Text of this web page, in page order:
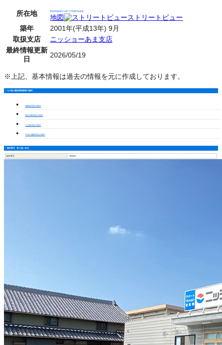
所在地 愛知県海部郡大治町大字西條字坂牧島
地図
ストリートビュー
築年
2001年(平成13年) 9月
取扱支店
ニッショーあま支店
最終情報更新
日
2026/05/19
※上記、基本情報は過去の情報を元に作成しております。
その他の愛知県海部郡の物件
海部郡周辺の物件
甚目寺駅周辺の物件
七宝駅周辺の物件
中村公園駅周辺の物件
物件番号・取り扱い支店
物件番号 7800092